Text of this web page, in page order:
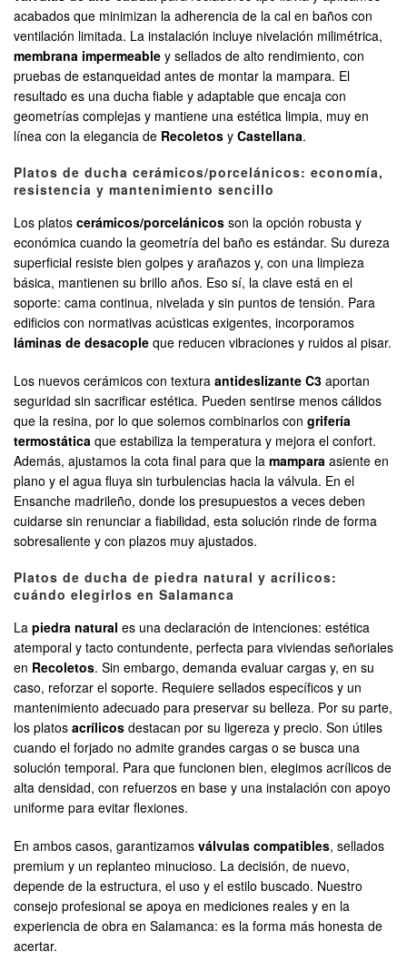
acabados que minimizan la adherencia de la cal en baños con
ventilación limitada. La instalación incluye nivelación milimétrica,
membrana impermeable y sellados de alto rendimiento, con
pruebas de estanqueidad antes de montar la mampara. El
resultado es una ducha fiable y adaptable que encaja con
geometrías complejas y mantiene una estética limpia, muy en
línea con la elegancia de Recoletos y Castellana.
Platos de ducha cerámicos/porcelánicos: economía,
resistencia y mantenimiento sencillo
Los platos cerámicos/porcelánicos son la opción robusta y
económica cuando la geometría del baño es estándar. Su dureza
superficial resiste bien golpes y arañazos y, con una limpieza
básica, mantienen su brillo años. Eso sí, la clave está en el
soporte: cama continua, nivelada y sin puntos de tensión. Para
edificios con normativas acústicas exigentes, incorporamos
láminas de desacople que reducen vibraciones y ruidos al pisar.
Los nuevos cerámicos con textura antideslizante C3 aportan
seguridad sin sacrificar estética. Pueden sentirse menos cálidos
que la resina, por lo que solemos combinarlos con grifería
termostática que estabiliza la temperatura y mejora el confort.
Además, ajustamos la cota final para que la mampara asiente en
plano y el agua fluya sin turbulencias hacia la válvula. En el
Ensanche madrileño, donde los presupuestos a veces deben
cuidarse sin renunciar a fiabilidad, esta solución rinde de forma
sobresaliente y con plazos muy ajustados.
Platos de ducha de piedra natural y acrílicos:
cuándo elegirlos en Salamanca
La piedra natural es una declaración de intenciones: estética
atemporal y tacto contundente, perfecta para viviendas señoriales
en Recoletos. Sin embargo, demanda evaluar cargas y, en su
caso, reforzar el soporte. Requiere sellados específicos y un
mantenimiento adecuado para preservar su belleza. Por su parte,
los platos acrílicos destacan por su ligereza y precio. Son útiles
cuando el forjado no admite grandes cargas o se busca una
solución temporal. Para que funcionen bien, elegimos acrílicos de
alta densidad, con refuerzos en base y una instalación con apoyo
uniforme para evitar flexiones.
En ambos casos, garantizamos válvulas compatibles, sellados
premium y un replanteo minucioso. La decisión, de nuevo,
depende de la estructura, el uso y el estilo buscado. Nuestro
consejo profesional se apoya en mediciones reales y en la
experiencia de obra en Salamanca: es la forma más honesta de
acertar.